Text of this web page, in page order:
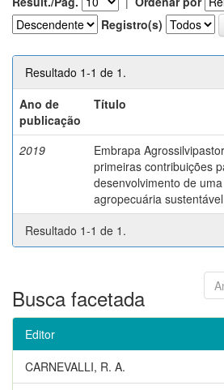
Registro(s)
Resultado 1-1 de 1.
Ano de
publicação
Título
2019
Embrapa
primeiras contribuições
desenvolvimento de uma
agropecuária
Resultado 1-1 de 1.
Busca facetada
Editor
CARNEVALLI, R. A.